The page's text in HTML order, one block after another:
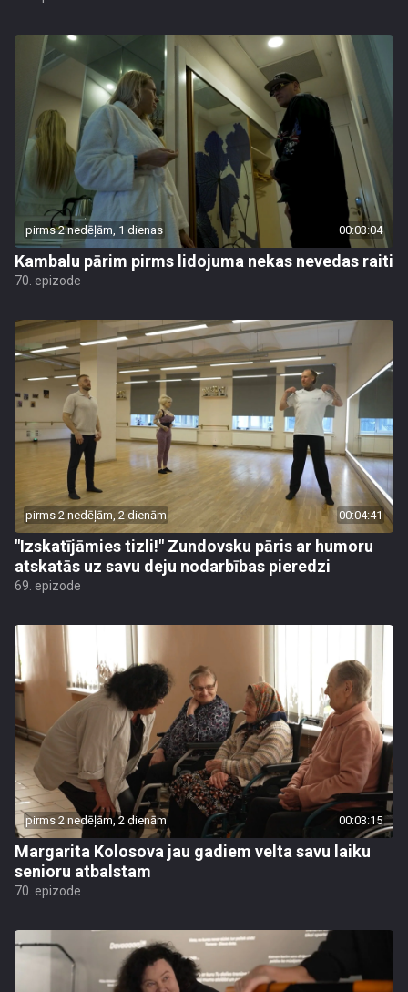
pirms 2 nedēļām, 1 dienas 00:03:04
Kambalu pārim pirms lidojuma nekas nevedas raiti
70. epizode
pirms 2 nedēļām, 2 dienām 00:04:41
"Izskatījāmies tizli!" Zundovsku pāris ar humoru
atskatās uz savu deju nodarbības pieredzi
69. epizode
pirms 2 nedēļām, 2 dienām 00:03:15
Margarita Kolosova jau gadiem velta savu laiku
senioru atbalstam
70. epizode